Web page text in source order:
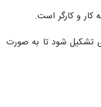
و کارگر است.
تشکیل شود تا به صورت